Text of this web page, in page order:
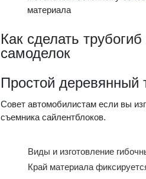
материала
Как сделать
самоделок
Простой деревянный
Совет автомобилистам если вы
съемника сайлентблоков.
Виды и изготовление
Край материала